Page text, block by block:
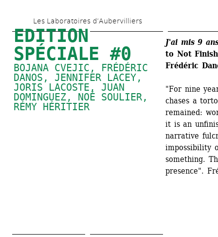
to
main
content
Les Laboratoires d’Aubervilliers
EDITION
SPÉCIALE #0
BOJANA CVEJIC, FRÉDÉRIC
DANOS, JENNIFER LACEY,
JORIS LACOSTE, JUAN
DOMINGUEZ, NOÉ SOULIER,
RÉMY HÉRITIER
J'ai mis 9
to Not
Frédéric
"For nine
chases a
remained:
it is an
narrative
impossibility
something.
presence".